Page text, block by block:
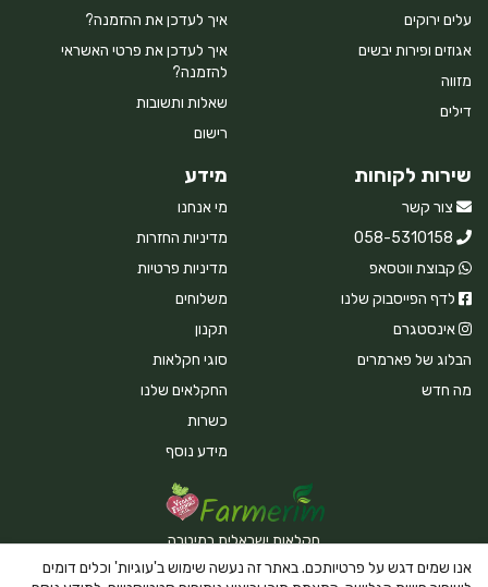
עלים ירוקים
אגוזים ופירות יבשים
מזווה
דילים
איך לעדכן את ההזמנה?
איך לעדכן את פרטי האשראי
להזמנה?
שאלות ותשובות
רישום
שירות לקוחות
צור קשר
058-5310158
קבוצת ווטסאפ
לדף הפייסבוק שלנו
אינסטגרם
הבלוג של פארמרים
מה חדש
מידע
מי אנחנו
מדיניות החזרות
מדיניות פרטיות
משלוחים
תקנון
סוגי חקלאות
החקלאים שלנו
כשרות
מידע נוסף
חקלאות ישראלית במיטבה
אנו שמים דגש על פרטיותכם. באתר זה נעשה שימוש ב'עוגיות' וכלים דומים